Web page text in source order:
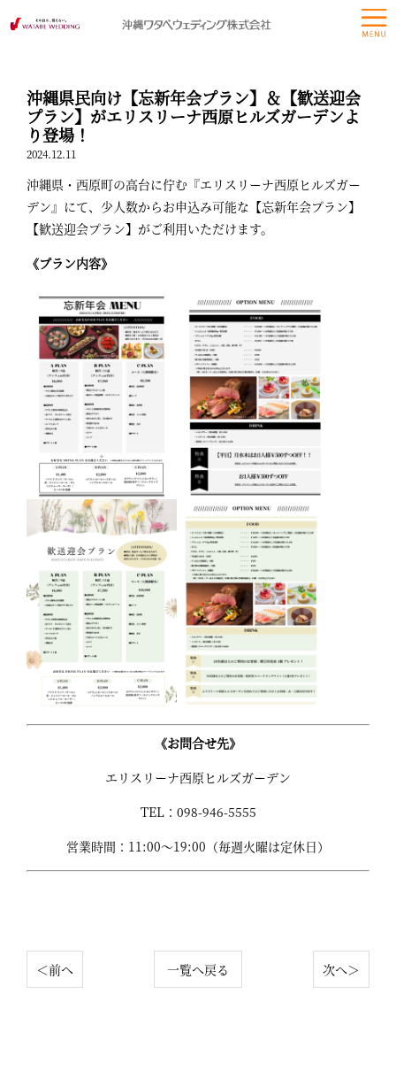
沖縄県民向け【忘新年会プラン】＆【歓送迎会
プラン】がエリスリーナ西原ヒルズガーデンよ
り登場！
2024.12.11
沖縄県・西原町の高台に佇む『エリスリーナ西原ヒルズガー
デン』にて、少人数からお申込み可能な【忘新年会プラン】
【歓送迎会プラン】がご利用いただけます。
《プラン内容》
《お問合せ先》
エリスリーナ西原ヒルズガーデン
TEL：098-946-5555
営業時間：11:00～19:00（毎週火曜は定休日）
＜前へ 一覧へ戻る 次へ＞